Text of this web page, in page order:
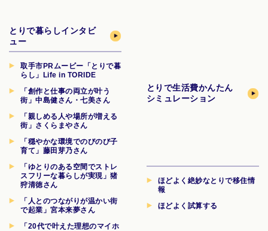
とりで暮らしインタビ
ュー
取手市PRムービー「とりで暮
らし」Life in TORIDE
「創作と仕事の両立が叶う
街」中島健さん・七美さん
「親しめる人や場所が増える
街」さくらまやさん
「穏やかな環境でのびのび子
育て」藤田芽乃さん
「ゆとりのある空間でストレ
スフリーな暮らしが実現」猪
狩清徳さん
「人とのつながりが温かい街
で起業」宮本来夢さん
「20代で叶えた理想のマイホ
とりで生活費かんたん
シミュレーション
ほどよく絶妙なとりで移住情
報
ほどよく試算する